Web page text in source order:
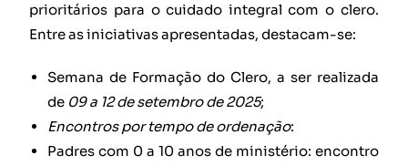
prioritários para o cuidado integral com o clero.
Entre as iniciativas apresentadas, destacam-se:
Semana de Formação do Clero, a ser realizada
de 09 a 12 de setembro de 2025;
Encontros por tempo de ordenação:
Padres com 0 a 10 anos de ministério: encontro